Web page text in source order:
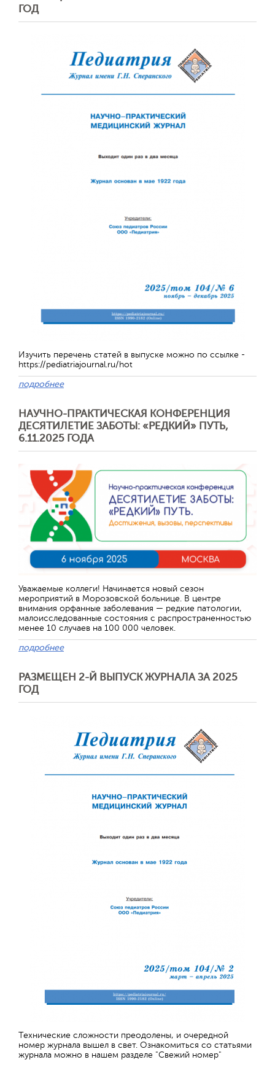
ГОД
Изучить перечень статей в выпуске можно по ссылке -
https://pediatriajournal.ru/hot
подробнее
НАУЧНО-ПРАКТИЧЕСКАЯ КОНФЕРЕНЦИЯ
ДЕСЯТИЛЕТИЕ ЗАБОТЫ: «РЕДКИЙ» ПУТЬ,
6.11.2025 ГОДА
Уважаемые коллеги! Начинается новый сезон
мероприятий в Морозовской больнице. В центре
внимания орфанные заболевания — редкие патологии,
малоисследованные состояния с распространенностью
менее 10 случаев на 100 000 человек.
подробнее
РАЗМЕЩЕН 2-Й ВЫПУСК ЖУРНАЛА ЗА 2025
ГОД
Технические сложности преодолены, и очередной
номер журнала вышел в свет. Ознакомиться со статьями
журнала можно в нашем разделе "Свежий номер"
Обратная
Отправить